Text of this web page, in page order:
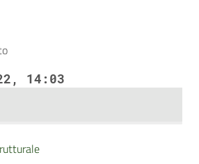
14:03